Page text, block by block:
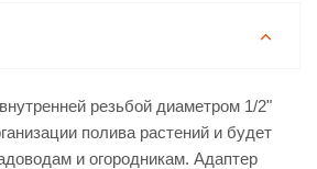
резьбой диаметром 1/2"
полива растений и будет
и огородникам. Адаптер